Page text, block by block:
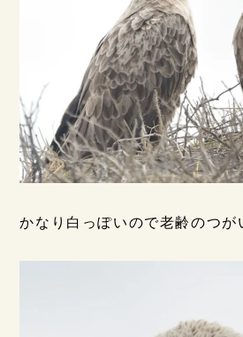
かなり白っぽいので老齢のつが